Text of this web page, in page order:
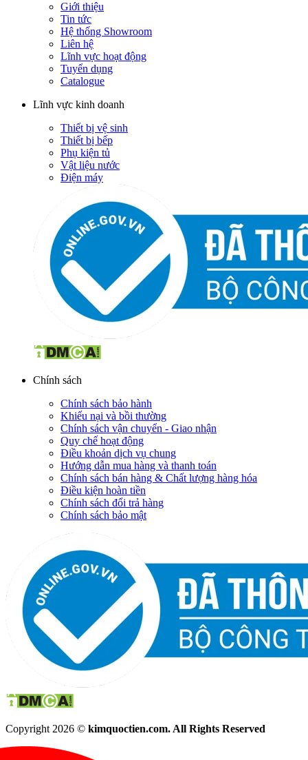
Giới thiệu
Tin tức
Hệ thống Showroom
Liên hệ
Lĩnh vực hoạt động
Tuyển dụng
Catalogue
Lĩnh vực kinh doanh
Thiết bị vệ sinh
Thiết bị bếp
Phụ kiện tủ
Vật liệu nước
Điện máy
Chính sách
Chính sách bảo hành
Khiếu nại và bồi thường
Chính sách vận chuyển - Giao nhận
Quy chế hoạt động
Điều khoản dịch vụ chung
Hướng dẫn mua hàng và thanh toán
Chính sách bán hàng & Chất lượng hàng hóa
Điều kiện hoàn tiền
Chính sách đổi trả hàng
Chính sách bảo mật
Copyright 2026 © kimquoctien.com. All Rights Reserved